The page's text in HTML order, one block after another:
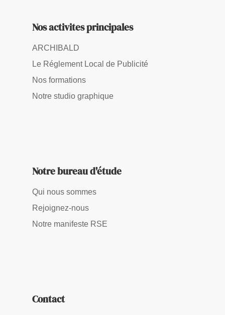
Nos activites principales
ARCHIBALD
Le Réglement Local de Publicité
Nos formations
Notre studio graphique
Notre bureau d'étude
Qui nous sommes
Rejoignez-nous
Notre manifeste RSE
Contact